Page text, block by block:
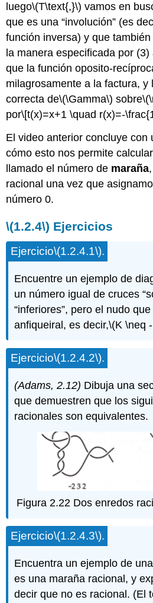
luego\(T\text{,}\) vamos en
que es una “involución” (es
función inversa) y que
la manera especificada por
que la función oposito-
milagrosamente a la factura, y
correcta de\(\Gamma\) sobre
por\[t(x)=x+1 \quad r(x)=-
El video anterior concluye con
cómo esto nos permite
llamado el número de maraña
racional una vez que
número 0.
\(1.2.4\) Ejercicios
Ejercicio\(1.2.4.1\).
Encuentre un ejemplo de
un número igual de cruces
“inferiores”, pero el nudo
anfiqueiral, es decir,\(K \neq
Ejercicio\(1.2.4.2\).
(Adams, 2.12) Dibuja una
que demuestren que los
racionales son equivalentes.
Figura 2.22 Dos enredos
Ejercicio\(1.2.4.3\).
Encuentra un ejemplo de
es una maraña racional, y
decir que no es racional. (El